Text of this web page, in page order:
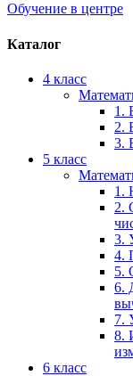
Обучение в центре
Каталог
4 класс
1.
2.
3.
5 класс
1.
2.
3.
4.
5.
6.
7.
8.
6 класс